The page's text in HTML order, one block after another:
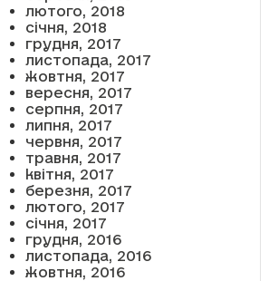
лютого, 2018
січня, 2018
грудня, 2017
листопада, 2017
жовтня, 2017
вересня, 2017
серпня, 2017
липня, 2017
червня, 2017
травня, 2017
квітня, 2017
березня, 2017
лютого, 2017
січня, 2017
грудня, 2016
листопада, 2016
жовтня, 2016